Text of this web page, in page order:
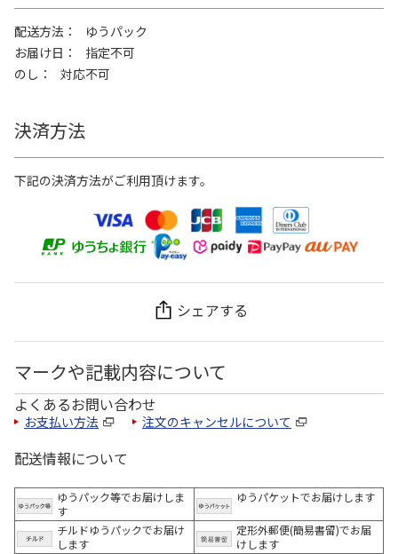
配送方法
ゆうパック
お届け日
指定不可
のし
対応不可
決済方法
下記の決済方法がご利用頂けます。
シェアする
マークや記載内容について
よくあるお問い合わせ
お支払い方法 注文のキャンセルについて
配送情報について
ゆうパック等でお届けしま
す
ゆうパケットでお届けします
チルドゆうパックでお届け
します
定形外郵便(簡易書留)でお届
けします